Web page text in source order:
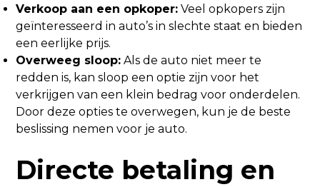
Verkoop aan een opkoper: Veel opkopers zijn
geïnteresseerd in auto’s in slechte staat en bieden
een eerlijke prijs.
Overweeg sloop: Als de auto niet meer te
redden is, kan sloop een optie zijn voor het
verkrijgen van een klein bedrag voor onderdelen.
Door deze opties te overwegen, kun je de beste
beslissing nemen voor je auto.
Directe betaling en